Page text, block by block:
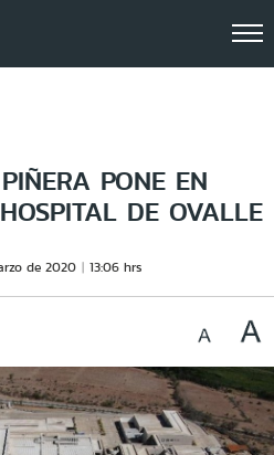
PONE EN
DE OVALLE
de 2020 13:06 hrs